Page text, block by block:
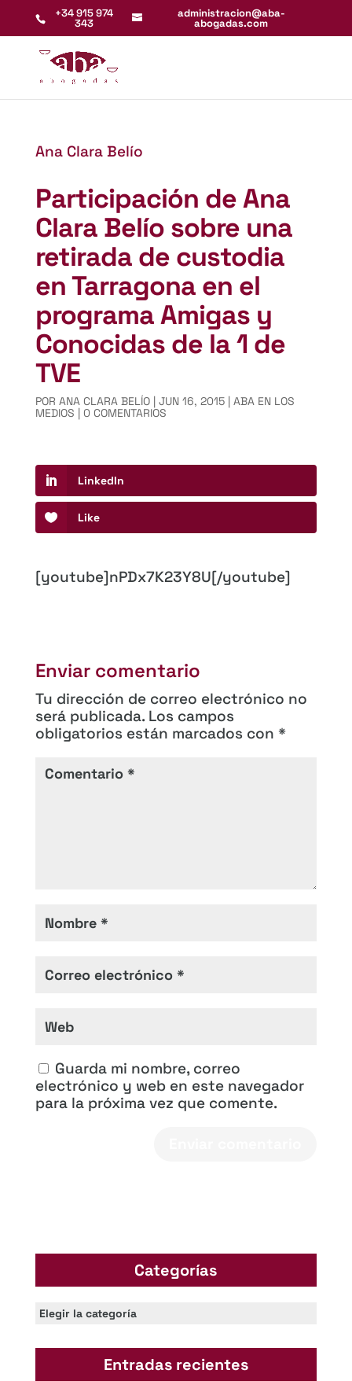
+34 915 974
343
administracion@aba-
abogadas.com
Ana Clara Belío
Participación de Ana
Clara Belío sobre una
retirada de custodia
en Tarragona en el
programa Amigas y
Conocidas de la 1 de
TVE
POR ANA CLARA BELÍO| JUN 16, 2015| ABA EN LOS
MEDIOS | 0 COMENTARIOS
LinkedIn
Like
[youtube]nPDx7K23Y8U[/youtube]
Enviar comentario
Tu dirección de correo electrónico no
será publicada. Los campos
obligatorios están marcados con *
Guarda mi nombre, correo
electrónico y web en este navegador
para la próxima vez que comente.
Categorías
Categorías
Entradas recientes